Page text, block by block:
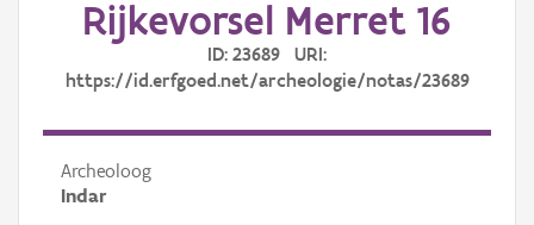
Rijkevorsel Merret 16
ID: 23689 URI:
https://id.erfgoed.net/archeologie/notas/23689
Archeoloog
Indar